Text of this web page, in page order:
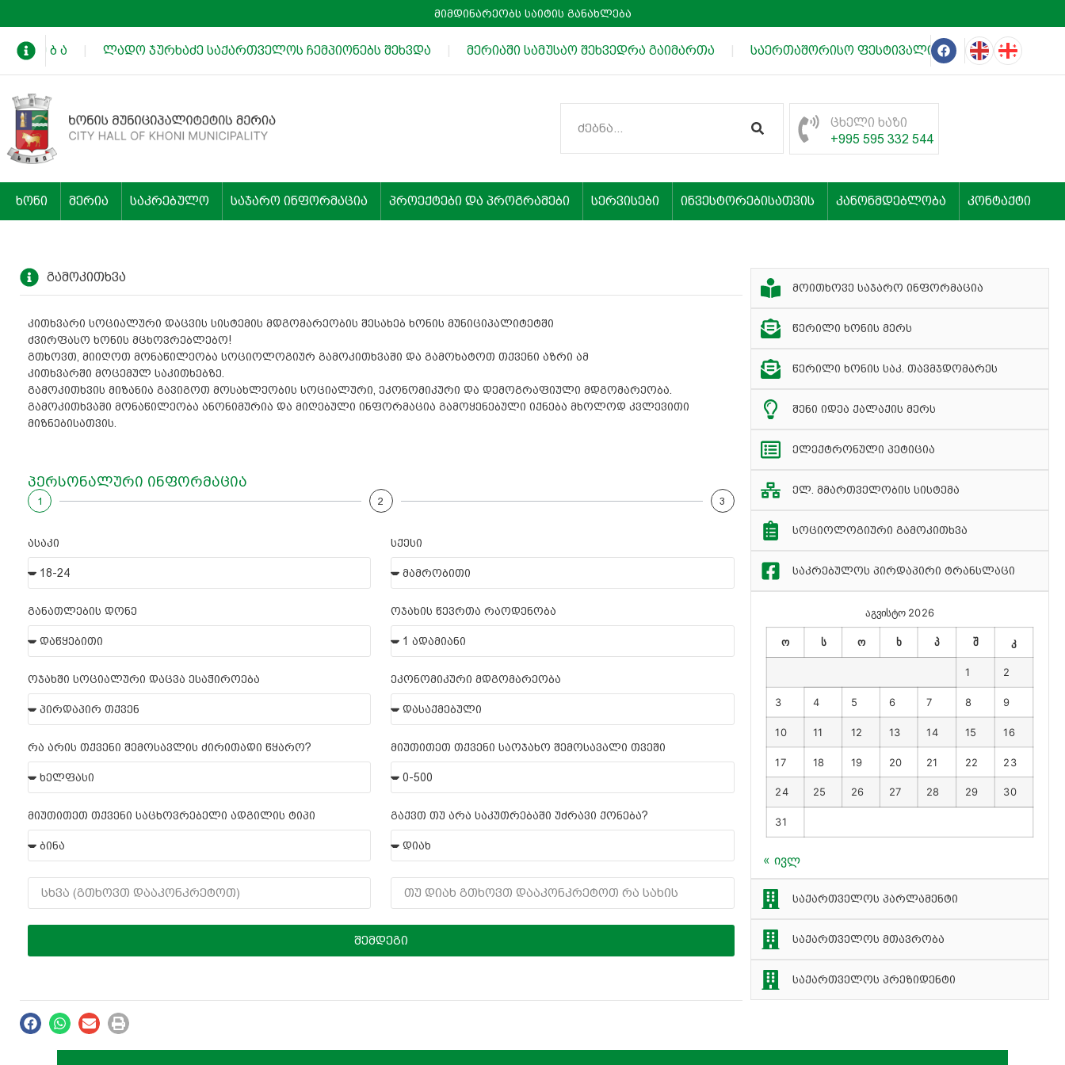
მიმდინარეობს საიტის განახლება
ა დ ე ბ ა ლადო ჯურხაძე საქართველოს ჩემპიონებს შეხვდა მერიაში სამუსაო შეხვედრა გაიმართა საერთაშორისო ფესტივალის „თეატრალური
ცხელი ხაზი
+995 595 332 544
ხონი მერია საკრებულო საჯარო ინფორმაცია პროექტები და პროგრამები სერვისები ინვესტორებისათვის კანონმდებლობა კონტაქტი
გამოკითხვა
კითხვარი სოციალური დაცვის სისტემის მდგომარეობის შესახებ ხონის მუნიციპალიტეტში
ძვირფასო ხონის მცხოვრებლებო!
გთხოვთ, მიიღოთ მონაწილეობა სოციოლოგიურ გამოკითხვაში და გამოხატოთ თქვენი აზრი ამ
კითხვარში მოცემულ საკითხებზე.
გამოკითხვის მიზანია გავიგოთ მოსახლეობის სოციალური, ეკონომიკური და დემოგრაფიული მდგომარეობა.
გამოკითხვაში მონაწილეობა ანონიმურია და მიღებული ინფორმაცია გამოყენებული იქნება მხოლოდ კვლევითი
მიზნებისათვის.
პერსონალური ინფორმაცია
1 2 3
ასაკი სქესი
განათლების დონე ოჯახის წევრთა რაოდენობა
ოჯახში სოციალური დაცვა ესაჭიროება ეკონომიკური მდგომარეობა
რა არის თქვენი შემოსავლის ძირითადი წყარო? მიუთითეთ თქვენი საოჯახო შემოსავალი თვეში
მიუთითეთ თქვენი საცხოვრებელი ადგილის ტიპი გაქვთ თუ არა საკუთრებაში უძრავი ქონება?
შემდეგი
მოითხოვე საჯარო ინფორმაცია
წერილი ხონის მერს
წერილი ხონის საკ. თავმჯდომარეს
შენი იდეა ქალაქის მერს
ელექტრონული პეტიცია
ელ. მმართველობის სისტემა
სოციოლოგიური გამოკითხვა
საკრებულოს პირდაპირი ტრანსლაცი
აგვისტო 2026
ო ს ო ხ პ შ კ
1 2
3 4 5 6 7 8 9
10 11 12 13 14 15 16
17 18 19 20 21 22 23
24 25 26 27 28 29 30
31
« ივლ
საქართველოს პარლამენტი
საქართველოს მთავრობა
საქართველოს პრეზიდენტი